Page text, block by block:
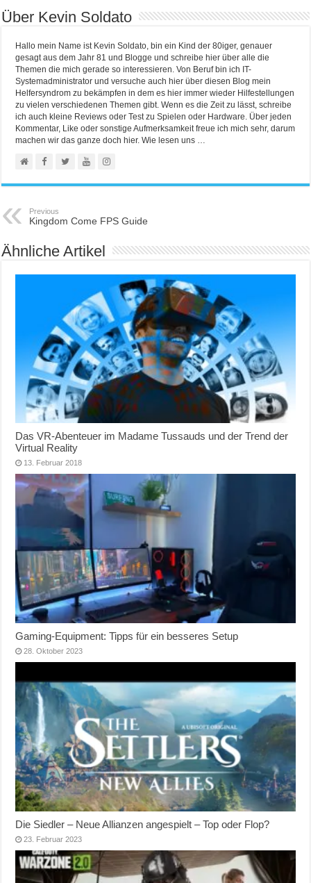
Über Kevin Soldato
Hallo mein Name ist Kevin Soldato, bin ein Kind der 80iger, genauer
gesagt aus dem Jahr 81 und Blogge und schreibe hier über alle die
Themen die mich gerade so interessieren. Von Beruf bin ich IT-
Systemadministrator und versuche auch hier über diesen Blog mein
Helfersyndrom zu bekämpfen in dem es hier immer wieder Hilfestellungen
zu vielen verschiedenen Themen gibt. Wenn es die Zeit zu lässt, schreibe
ich auch kleine Reviews oder Test zu Spielen oder Hardware. Über jeden
Kommentar, Like oder sonstige Aufmerksamkeit freue ich mich sehr, darum
machen wir das ganze doch hier. Wie lesen uns …
Previous
Kingdom Come FPS Guide
Ähnliche Artikel
Das VR-Abenteuer im Madame Tussauds und der Trend der
Virtual Reality
13. Februar 2018
Gaming-Equipment: Tipps für ein besseres Setup
28. Oktober 2023
Die Siedler – Neue Allianzen angespielt – Top oder Flop?
23. Februar 2023